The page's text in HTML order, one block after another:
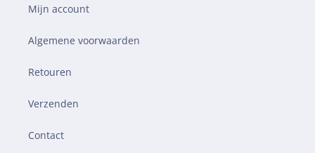
Mijn account
Algemene voorwaarden
Retouren
Verzenden
Contact